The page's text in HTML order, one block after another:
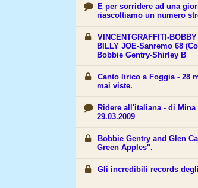
E per sorridere ad una
riascoltiamo un numero
VINCENTGRAFFITI-
BILLY JOE-Sanremo 68
Bobbie Gentry-Shirley B
Canto lirico a Foggia - 28
mai viste.
Ridere all'italiana - di Mina
29.03.2009
Bobbie Gentry and Glen
Green Apples".
Gli incredibili records